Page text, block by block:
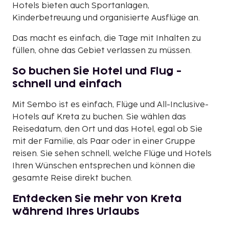
Hotels bieten auch Sportanlagen,
Kinderbetreuung und organisierte Ausflüge an.
Das macht es einfach, die Tage mit Inhalten zu
füllen, ohne das Gebiet verlassen zu müssen.
So buchen Sie Hotel und Flug -
schnell und einfach
Mit Sembo ist es einfach, Flüge und All-Inclusive-
Hotels auf Kreta zu buchen. Sie wählen das
Reisedatum, den Ort und das Hotel, egal ob Sie
mit der Familie, als Paar oder in einer Gruppe
reisen. Sie sehen schnell, welche Flüge und Hotels
Ihren Wünschen entsprechen und können die
gesamte Reise direkt buchen.
Entdecken Sie mehr von Kreta
während Ihres Urlaubs